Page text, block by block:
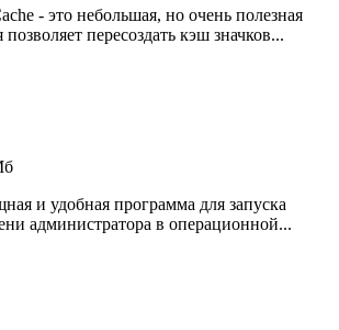
- это небольшая, но очень полезная
пересоздать кэш значков...
и удобная программа для запуска
администратора в операционной...